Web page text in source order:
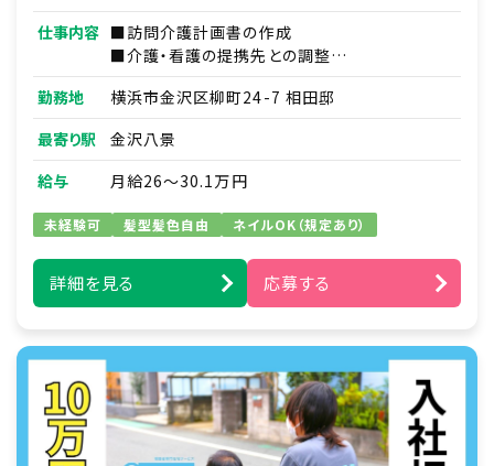
仕事内容 ■訪問介護計画書の作成
■介護・看護の提携先との調整
■研修資料作成
■その他付随する業務
勤務地
横浜市金沢区柳町24-7 相田邸
最寄り駅
金沢八景
給与
月給26～30.1万円
未経験可 髪型髪色自由 ネイルOK（規定あり）
詳細を見る 応募する